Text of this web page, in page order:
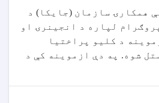
همکارۍ سازمان (جايکا) د
پروګرام لپاره د انجينرۍ او
د کليو پراختيا
شوه. په دې ازموينه کې د